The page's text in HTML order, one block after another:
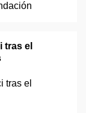
tras el